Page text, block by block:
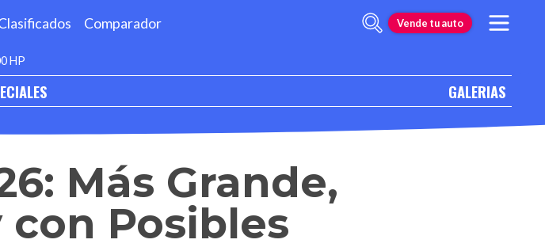
Comparador Vende tu auto
HP
GALERIAS
Más Grande,
Posibles